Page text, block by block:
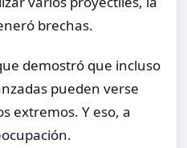
brechas.
demostró que incluso
pueden verse
extremos. Y eso, a